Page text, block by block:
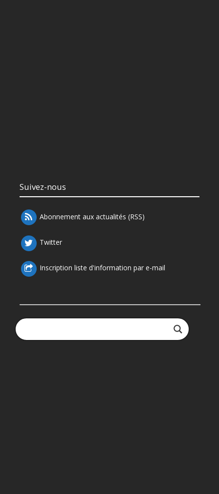
Suivez-nous
Abonnement aux actualités (RSS)
Twitter
Inscription liste d'information par e-mail